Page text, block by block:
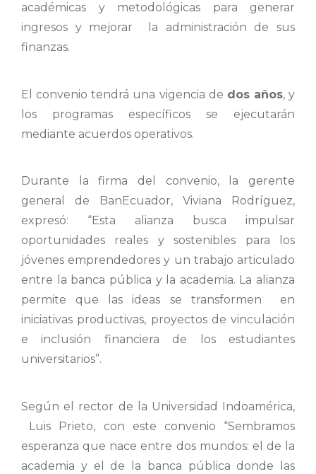
académicas y metodológicas para generar
ingresos y mejorar la administración de sus
finanzas.
El convenio tendrá una vigencia de dos años, y
los programas específicos se ejecutarán
mediante acuerdos operativos.
Durante la firma del convenio, la gerente
general de BanEcuador, Viviana Rodríguez,
expresó: “Esta alianza busca impulsar
oportunidades reales y sostenibles para los
jóvenes emprendedores y un trabajo articulado
entre la banca pública y la academia. La alianza
permite que las ideas se transformen en
iniciativas productivas, proyectos de vinculación
e inclusión financiera de los estudiantes
universitarios”.
Según el rector de la Universidad Indoamérica,
Luis Prieto, con este convenio “Sembramos
esperanza que nace entre dos mundos: el de la
academia y el de la banca pública donde las